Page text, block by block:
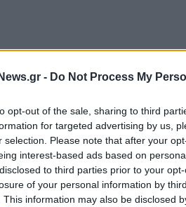
- Do Not Process My
opt-out of the sale, sharing to third
for targeted advertising by us,
selection. Please note that after your
interest-based ads based on
to third parties prior to your
of your personal information by
This information may also be disclosed
θέσεις για πτήσεις
προγραμματίσουν τα ταξίδια
τους διακοπές. Η
κάθε τύπο